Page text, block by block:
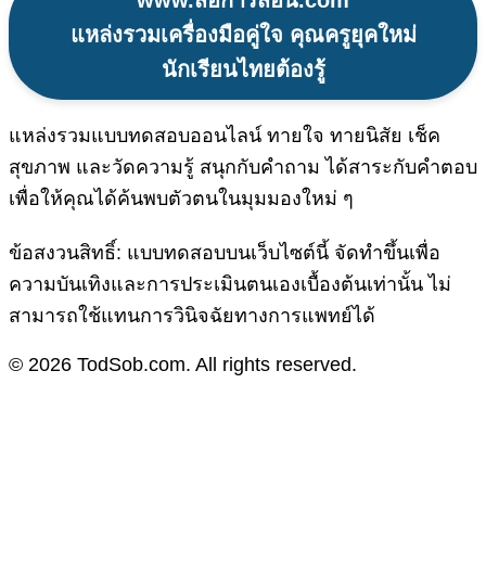
แหล่งรวมเครื่องมือคู่ใจ คุณครูยุคใหม่
นักเรียนไทยต้องรู้
แหล่งรวมแบบทดสอบออนไลน์ ทายใจ ทายนิสัย เช็ค
สุขภาพ และวัดความรู้ สนุกกับคำถาม ได้สาระกับคำตอบ
เพื่อให้คุณได้ค้นพบตัวตนในมุมมองใหม่ ๆ
ข้อสงวนสิทธิ์: แบบทดสอบบนเว็บไซต์นี้ จัดทำขึ้นเพื่อ
ความบันเทิงและการประเมินตนเองเบื้องต้นเท่านั้น ไม่
สามารถใช้แทนการวินิจฉัยทางการแพทย์ได้
© 2026 TodSob.com. All rights reserved.